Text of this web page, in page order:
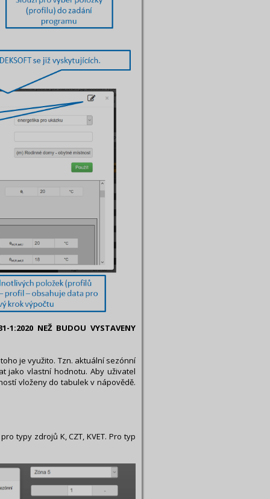
1:2020 NEŽ BUDOU VYSTAVENY
je využito. Tzn. aktuální sezónní
jako vlastní hodnotu. Aby uživatel
vloženy do tabulek v nápovědě.
typy zdrojů K, CZT, KVET. Pro typ